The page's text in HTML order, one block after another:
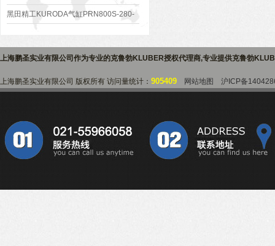
好
黑田精工KURODA气缸PRN800S-280-
上海鹏圣实业有限公司作为专业的克鲁勃KLUBER授权代理商,专业提供克鲁勃
上海鹏圣实业有限公司 版权所有 访问量统计： 905409 网站地图 沪ICP备